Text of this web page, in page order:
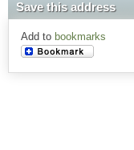
Save this address
Add to bookmarks